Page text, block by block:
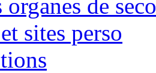
de
sites perso